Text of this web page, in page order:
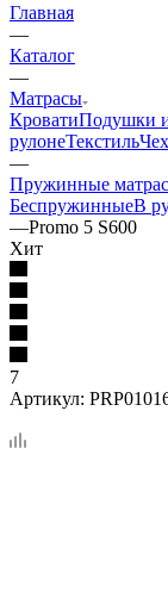
Главная
—
Каталог
—
Матрасы
КроватиПодушки
рулонеТекстиль
—
Пружинные
БеспружинныеВ
—Promo 5 S600
Хит
7
Артикул: